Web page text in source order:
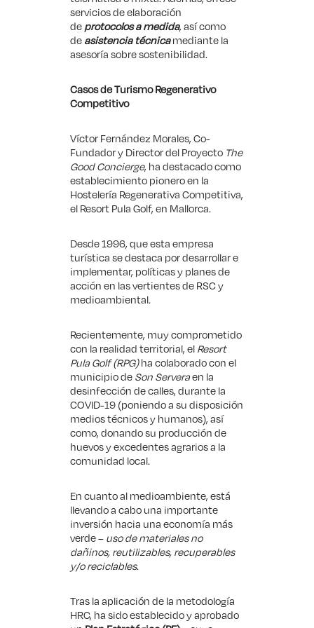
servicios de elaboración
deprotocolos a medida, así como
deasistencia técnicamediante la
asesoría sobre sostenibilidad.
Casos de Turismo Regenerativo
Competitivo
Víctor Fernández Morales, Co-
Fundador y Director del Proyecto The
Good Concierge, ha destacado como
establecimiento pionero en la
Hostelería Regenerativa Competitiva,
elResort Pula Golf, en Mallorca.
Desde 1996, que esta empresa
turística se destaca por desarrollar e
implementar, políticas y planes de
acción en las vertientes de RSC y
medioambiental.
Recientemente, muy comprometido
con la realidad territorial, elResort
Pula Golf (RPG)ha colaborado con el
municipio deSon Serveraen la
desinfección de calles, durante la
COVID-19 (poniendo a su disposición
medios técnicos y humanos), así
como, donando su producción de
huevos y excedentes agrarios a la
comunidad local.
En cuanto al medioambiente, está
llevando a cabo una importante
inversión hacia una economía más
verde –uso de materiales no
dañinos, reutilizables, recuperables
y/o reciclables.
Tras la aplicación de la metodología
HRC, ha sido establecido y aprobado